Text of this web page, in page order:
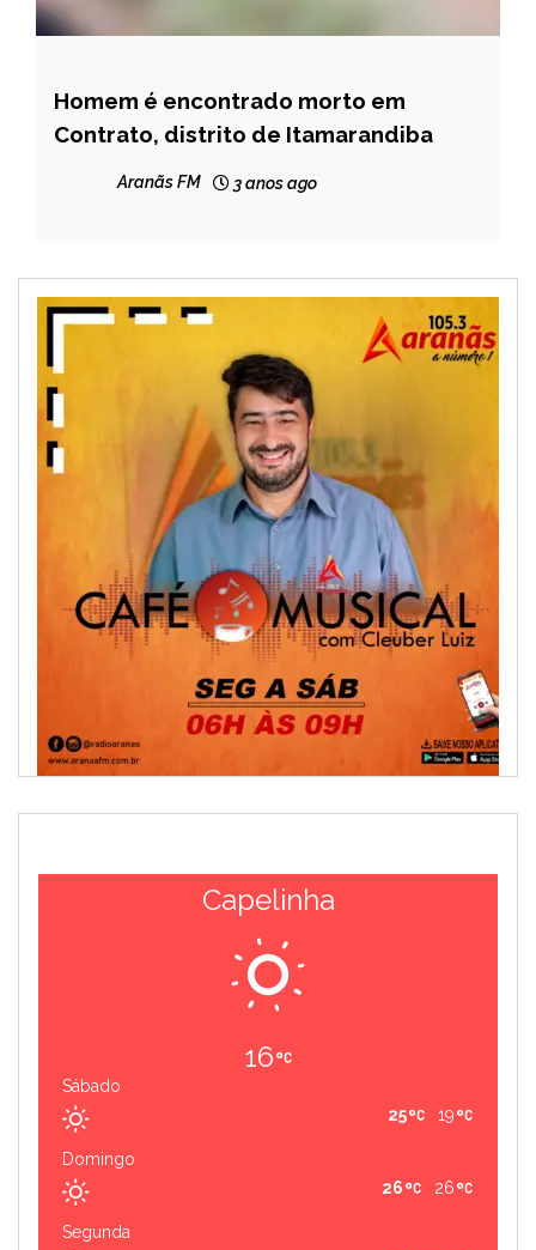
CAPELINHA
MINAS
Homem é encontrado morto em
Contrato, distrito de Itamarandiba
Aranãs FM 3 anos ago
Capelinha
16
Sábado
19
25
Domingo
26
26
Segunda